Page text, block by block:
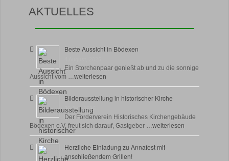
AKTUELLES
Beste Aussicht in Bödexen
Ein Storchenpaar genießt ab und zu die sonnige
Aussicht vom …weiterlesen
Bilderausstellung in historischer Kirche
30 Juli, 2026
Der Förderverein Historisches Kirchengebäude
Bödexen e.V. freut sich darauf, Gastgeber …weiterlesen
Herzliche Einladung zu Annafest mit
anschließendem Grillen!